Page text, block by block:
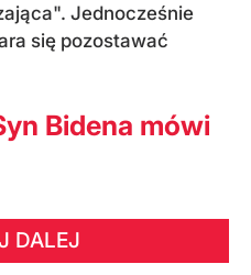
Jednocześnie
się pozostawać
Bidena mówi
DALEJ